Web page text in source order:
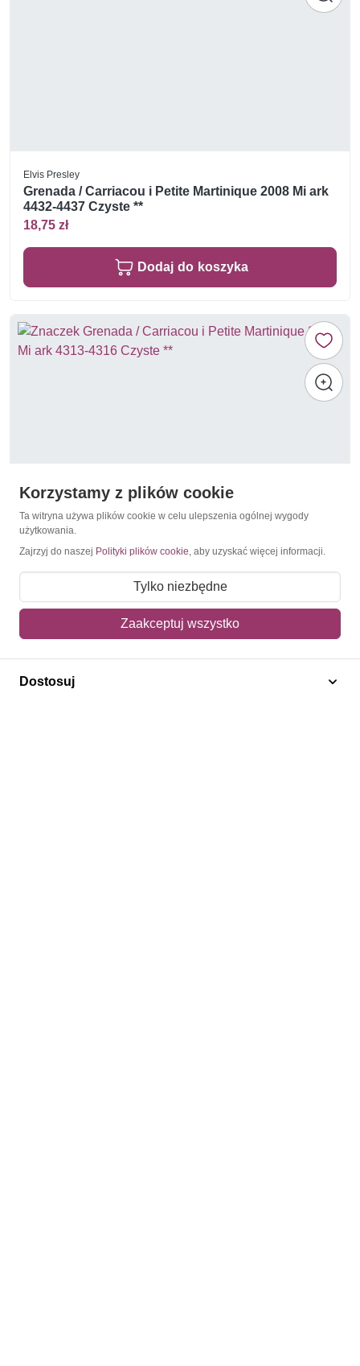
Elvis Presley
Grenada / Carriacou i Petite Martinique 2008 Mi ark
4432-4437 Czyste **
18,75 zł
Dodaj do koszyka
Grenada / Carriacou i Petite Martinique 2007 Mi ark
4313-4316 Czyste **
25,00 zł
Dodaj do koszyka
Korzystamy z plików cookie
Ta witryna używa plików cookie w celu ulepszenia ogólnej wygody
użytkowania.
Zajrzyj do naszej Polityki plików cookie, aby uzyskać więcej informacji.
Tylko niezbędne
Zaakceptuj wszystko
Dostosuj